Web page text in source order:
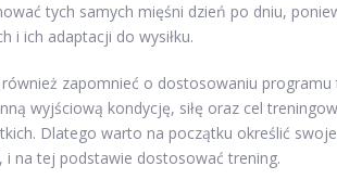
tych samych mięśni dzień po dniu,
i ich adaptacji do wysiłku.
zapomnieć o dostosowaniu
wyjściową kondycję, siłę oraz cel
Dlatego warto na początku określić
, i na tej podstawie dostosować trening.